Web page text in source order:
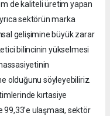
de kaliteli üretim yapan
sektörün marka
gelişimine büyük zarar
bilincinin yükselmesi
olduğunu söyleyebiliriz.
kırtasiye
ulaşması, sektör